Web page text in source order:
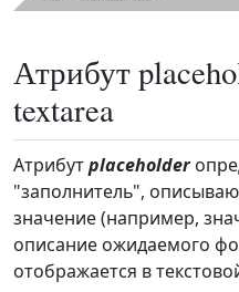
Атрибут
textarea
Атрибутplaceholder
"заполнитель",
значение (например,
описание ожидаемого
отображается в